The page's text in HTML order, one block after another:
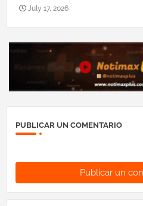
July 17, 2026
PUBLICAR UN COMENTARIO
Publicar un